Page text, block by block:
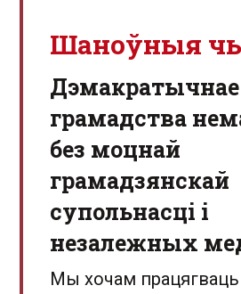
Шаноўныя
Дэмакратычнае
грамадства
без моцнай
грамадзянскай
супольнасці і
незалежных
Мы хочам працягваць